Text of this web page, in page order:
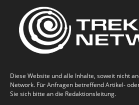
Diese Website und alle Inhalte, soweit nicht
Network. Für Anfragen betreffend Artikel-
Sie sich bitte an die Redaktionsleitung.